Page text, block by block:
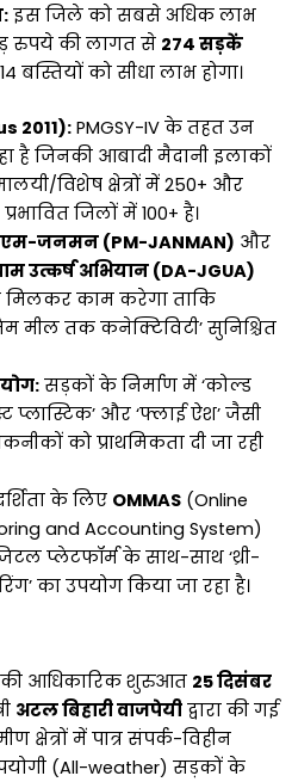
इस जिले को सबसे अधिक लाभ
रुपये की लागत से 274 सड़कें
बस्तियों को सीधा लाभ होगा।
2011):PMGSY-IV के तहत उन
है जिनकी आबादी मैदानी इलाकों
विशेष क्षेत्रों में 250+ और
जिलों में 100+ है।
जनमन (PM-JANMAN) और
उत्कर्ष अभियान (DA-JGUA)
काम करेगा ताकि
मील तक कनेक्टिविटी’ सुनिश्चित
सड़कों के निर्माण में ‘कोल्ड
प्लास्टिक’ और ‘फ्लाई ऐश’ जैसी
को प्राथमिकता दी जा रही
के लिए OMMAS(Online
and Accounting System)
प्लेटफॉर्म के साथ-साथ ‘थ्री-
का उपयोग किया जा रहा है।
की आधिकारिक शुरुआत 25 दिसंबर
अटल बिहारी वाजपेयी द्वारा की गई
क्षेत्रों में पात्र संपर्क-विहीन
(All-weather) सड़कों के